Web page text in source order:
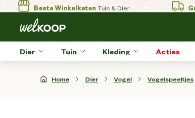
Beste WinkelketenTuin & Dier
Dier Tuin Kleding Acties
Home Dier Vogel Vogelspeeltjes